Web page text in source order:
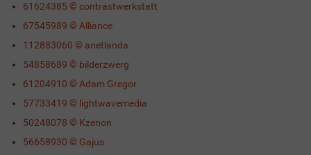
61624385 © contrastwerkstatt
67545989 © Alliance
112883060 © anetlanda
54858689 © bilderzwerg
61204910 © Adam Gregor
57733419 © lightwavemedia
50248078 © Kzenon
56658930 © Gajus